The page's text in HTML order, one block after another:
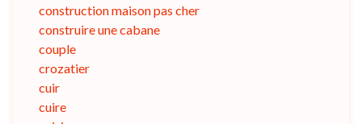
construction maison pas cher
construire une cabane
couple
crozatier
cuir
cuire